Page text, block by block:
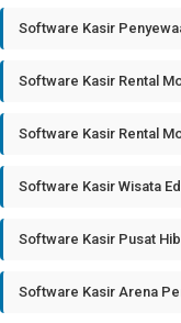
Software Kasir
Software Kasir Rental
Software Kasir Rental
Software Kasir Wisata
Software Kasir Pusat
Software Kasir Arena